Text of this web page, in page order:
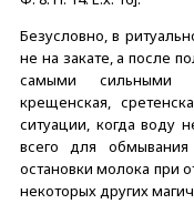
Безусловно, в
не на закате, а после
самыми сильными
крещенская,
ситуации, когда воду
всего для
остановки молока при
некоторых других